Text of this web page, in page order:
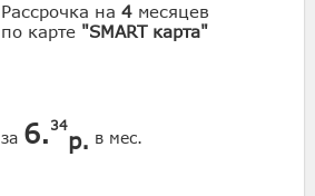
Рассрочка на 4 месяцев
по карте "SMART карта"
за 6. 34
р. в мес.